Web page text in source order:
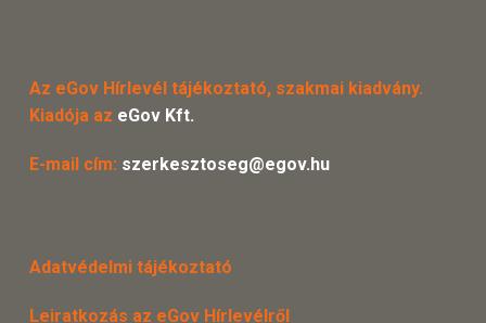
Az eGov Hírlevél tájékoztató, szakmai kiadvány.
Kiadója az eGov Kft.
E-mail cím: szerkesztoseg@egov.hu
Adatvédelmi tájékoztató
Leiratkozás az eGov Hírlevélről